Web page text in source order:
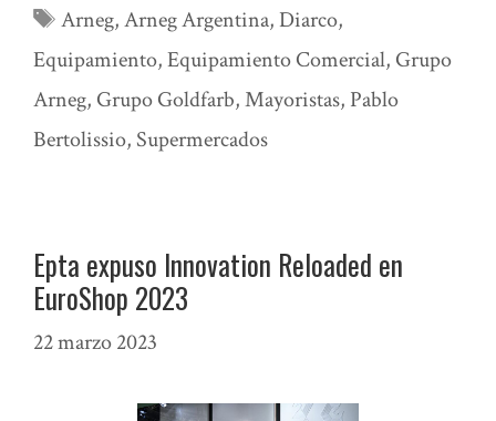
Etiquetas
Arneg,Arneg Argentina,Diarco,
Equipamiento,Equipamiento Comercial, Grupo
Arneg, Grupo Goldfarb,Mayoristas, Pablo
Bertolissio, Supermercados
Epta expuso Innovation Reloaded en
EuroShop 2023
22 marzo 2023